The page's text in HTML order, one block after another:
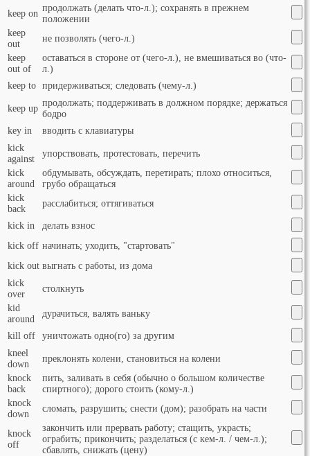
keep on
продолжать (делать что-л.); сохранять в прежнем
положении
keep
out
не позволять (чего-л.)
keep
out of
оставаться в стороне от (чего-л.), не вмешиваться во (что-
л.)
keep to придерживаться; следовать (чему-л.)
keep up
продолжать; поддерживать в должном порядке; держаться
бодро
key in
вводить с клавиатуры
kick
against
упорствовать, протестовать, перечить
kick
around
обдумывать, обсуждать, перетирать; плохо относиться,
грубо обращаться
kick
back
расслабиться; оттягиваться
kick in
делать взнос
kick off начинать; уходить, "стартовать"
kick out выгнать с работы, из дома
kick
over
столкнуть
kid
around
дурачиться, валять ваньку
kill off
уничтожать одно(го) за другим
kneel
down
преклонять колени, становиться на колени
knock
back
пить, заливать в себя (обычно о большом количестве
спиртного); дорого стоить (кому-л.)
knock
down
сломать, разрушить; снести (дом); разобрать на части
knock
off
закончить или прервать работу; стащить, украсть;
ограбить; прикончить; разделаться (с кем-л. / чем-л.);
сбавлять, снижать (цену)